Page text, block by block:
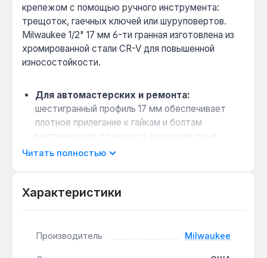
крепежом с помощью ручного инструмента:
трещоток, гаечных ключей или шуруповертов.
Milwaukee 1/2" 17 мм 6-ти гранная изготовлена из
хромированной стали CR-V для повышенной
износостойкости.
Для автомастерских и ремонта:
шестигранный профиль 17 мм обеспечивает
плотное прилегание к гайкам и болтам
метрического стандарта, исключая срыв
граней при высоком крутящем моменте.
плоскими гранями на корпусе предотвращает
Доступ к глубоким соединениям:длина 78
Читать полностью
Характеристики
Производитель Milwaukee